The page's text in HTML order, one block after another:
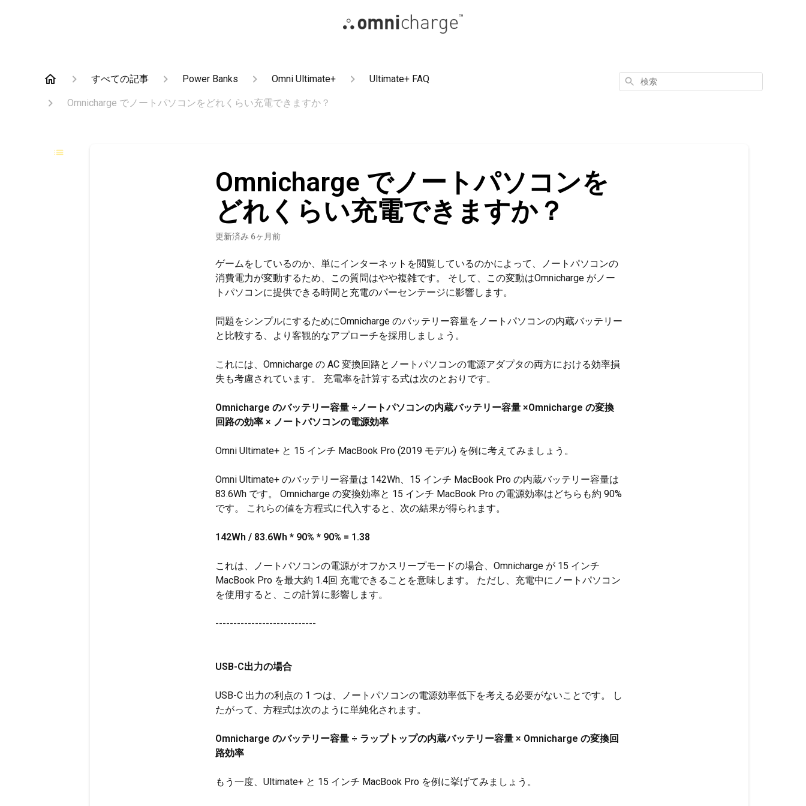
すべての記事 Power Banks Omni Ultimate+ Ultimate+ FAQ
Omnicharge でノートパソコンをどれくらい充電できますか？
検
索
Omnicharge でノートパソコンを
どれくらい充電できますか？
更新済み 6ヶ月前
ゲームをしているのか、単にインターネットを閲覧しているのかによって、ノートパソコンの
消費電力が変動するため、この質問はやや複雑です。 そして、この変動はOmnicharge がノー
トパソコンに提供できる時間と充電のパーセンテージに影響します。
問題をシンプルにするためにOmnicharge のバッテリー容量をノートパソコンの内蔵バッテリー
と比較する、より客観的なアプローチを採用しましょう。
これには、Omnicharge の AC 変換回路とノートパソコンの電源アダプタの両方における効率損
失も考慮されています。 充電率を計算する式は次のとおりです。
Omnicharge のバッテリー容量 ÷ノートパソコンの内蔵バッテリー容量 ×Omnicharge の変換
回路の効率 × ノートパソコンの電源効率
Omni Ultimate+ と 15 インチ MacBook Pro (2019 モデル) を例に考えてみましょう。
Omni Ultimate+ のバッテリー容量は 142Wh、15 インチ MacBook Pro の内蔵バッテリー容量は
83.6Wh です。 Omnicharge の変換効率と 15 インチ MacBook Pro の電源効率はどちらも約 90%
です。 これらの値を方程式に代入すると、次の結果が得られます。
142Wh / 83.6Wh * 90% * 90% = 1.38
これは、ノートパソコンの電源がオフかスリープモードの場合、Omnicharge が 15 インチ
MacBook Pro を最大約 1.4回 充電できることを意味します。 ただし、充電中にノートパソコン
を使用すると、この計算に影響します。
----------------------------
USB-C出力の場合
USB-C 出力の利点の 1 つは、ノートパソコンの電源効率低下を考える必要がないことです。 し
たがって、方程式は次のように単純化されます。
Omnicharge のバッテリー容量 ÷ ラップトップの内蔵バッテリー容量 × Omnicharge の変換回
路効率
もう一度、Ultimate+ と 15 インチ MacBook Pro を例に挙げてみましょう。